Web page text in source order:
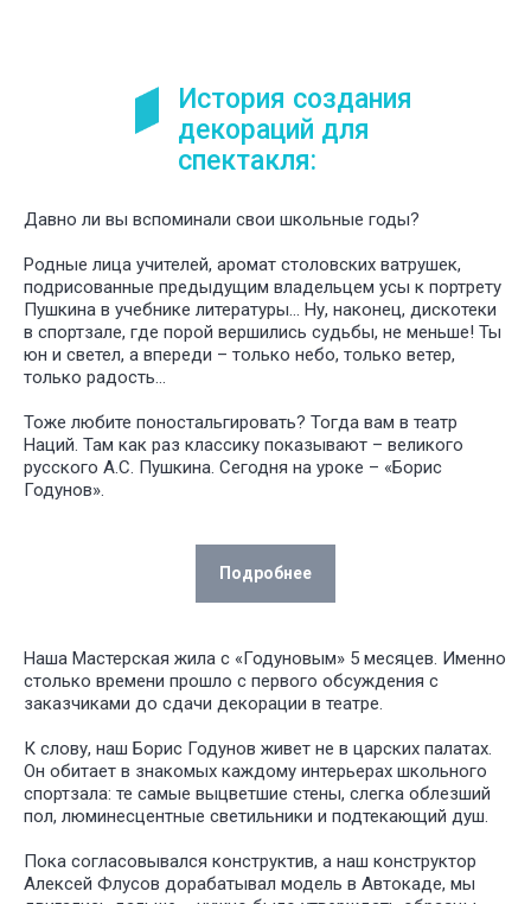
История создания
декораций для
спектакля:
Давно ли вы вспоминали свои школьные годы?
Родные лица учителей, аромат столовских ватрушек,
подрисованные предыдущим владельцем усы к портрету
Пушкина в учебнике литературы… Ну, наконец, дискотеки
в спортзале, где порой вершились судьбы, не меньше! Ты
юн и светел, а впереди – только небо, только ветер,
только радость…
Тоже любите поностальгировать? Тогда вам в театр
Наций. Там как раз классику показывают – великого
русского А.С. Пушкина. Сегодня на уроке – «Борис
Годунов».
Подробнее
Наша Мастерская жила с «Годуновым» 5 месяцев. Именно
столько времени прошло с первого обсуждения с
заказчиками до сдачи декорации в театре.
К слову, наш Борис Годунов живет не в царских палатах.
Он обитает в знакомых каждому интерьерах школьного
спортзала: те самые выцветшие стены, слегка облезший
пол, люминесцентные светильники и подтекающий душ.
Пока согласовывался конструктив, а наш конструктор
Алексей Флусов дорабатывал модель в Автокаде, мы